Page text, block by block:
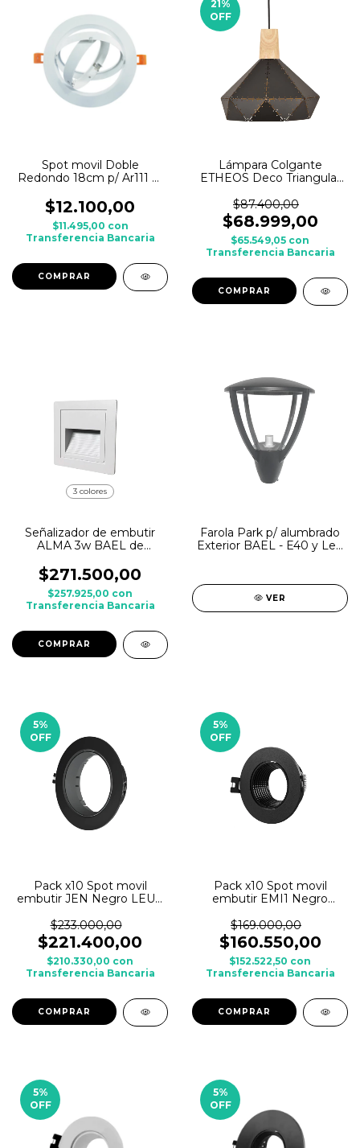
Spot movil Doble
Redondo 18cm p/ Ar111 c/
$12.100,00
$11.495,00 con
Transferencia Bancaria
21 %
OFF
Lámpara Colgante
ETHEOS Deco Triangular
$87.400,00
$68.999,00
$65.549,05 con
Transferencia Bancaria
3 colores
Señalizador de embutir
ALMA 3w BAEL de
$271.500,00
$257.925,00 con
Transferencia Bancaria
COMPRAR
Farola Park p/ alumbrado
Exterior BAEL - E40 y Led
VER
5%
OFF
Pack x10 Spot movil
embutir JEN Negro LEUK
$233.000,00
$221.400,00
$210.330,00 con
Transferencia Bancaria
5%
OFF
Pack x10 Spot movil
embutir EMI1 Negro
GU10
$169.000,00
$160.550,00
$152.522,50 con
Transferencia Bancaria
5%
OFF
5%
OFF